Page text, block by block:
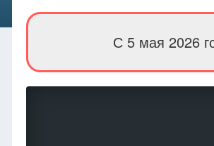
С 5 мая 2026